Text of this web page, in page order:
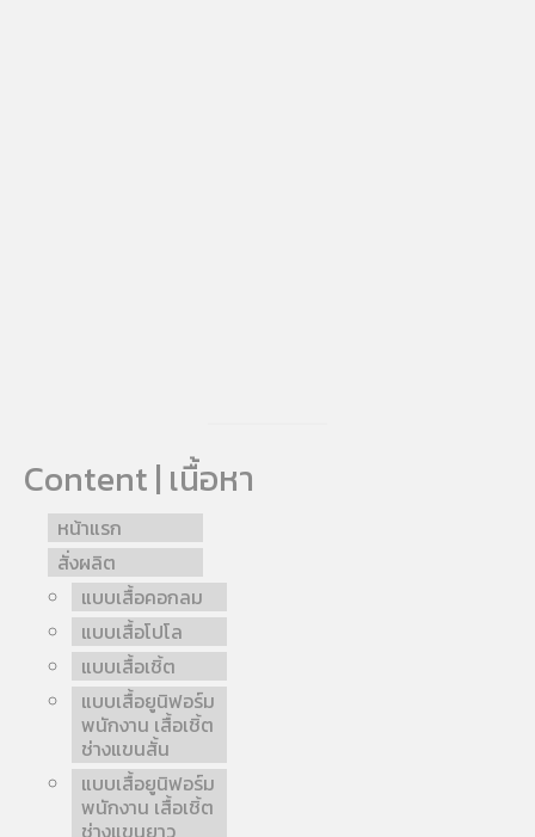
Content | เนื้อหา
หน้าแรก
สั่งผลิต
แบบเสื้อคอกลม
แบบเสื้อโปโล
แบบเสื้อเชิ้ต
แบบเสื้อยูนิฟอร์ม
พนักงาน เสื้อเชิ้ต
ช่างแขนสั้น
แบบเสื้อยูนิฟอร์ม
พนักงาน เสื้อเชิ้ต
ช่างแขนยาว